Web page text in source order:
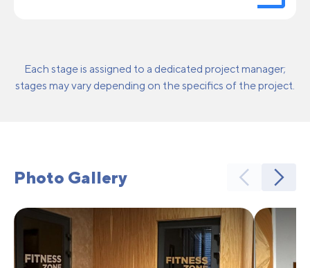
Each stage is assigned to a dedicated project manager;
stages may vary depending on the specifics of the project.
Photo Gallery